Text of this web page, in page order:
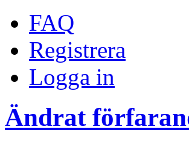
FAQ
Registrera
Logga in
Ändrat